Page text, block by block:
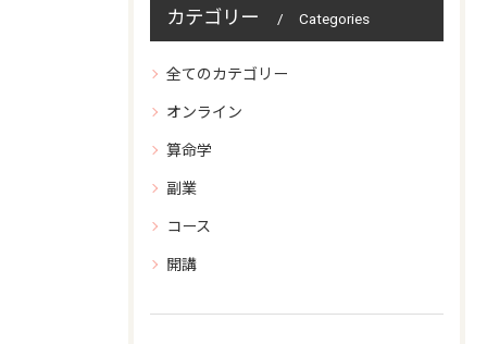
カテゴリー Categories
全てのカテゴリー
オンライン
算命学
副業
コース
開講